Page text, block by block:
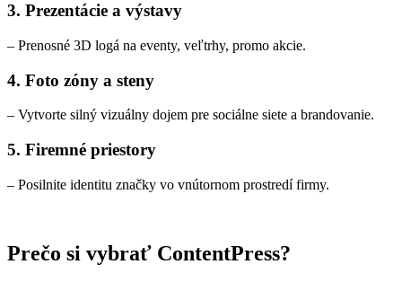
3. Prezentácie a výstavy
– Prenosné 3D logá na eventy, veľtrhy, promo akcie.
4. Foto zóny a steny
– Vytvorte silný vizuálny dojem pre sociálne siete a brandovanie.
5. Firemné priestory
– Posilnite identitu značky vo vnútornom prostredí firmy.
Prečo si vybrať ContentPress?